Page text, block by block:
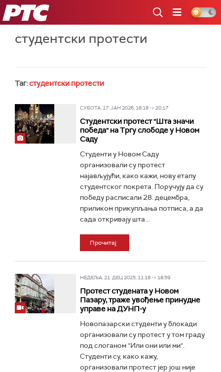
РТС
студентски протести
Таг:студентски протести
СУБОТА, 17. ЈАН 2026, 18:18 -> 20:17
Студентски протест "Шта значи
победа" на Тргу слободе у Новом
Саду
Студенти у Новом Саду
организовали су протест
најављујући, како кажи, нову етапу
студентског покрета. Поручују да су
победу расписали 28. децембра,
приликом прикупљања потписа, а да
сада откривају шта...
Прочитај
НЕДЕЉА, 21. ДЕЦ 2025, 11:18 -> 18:59
Протест студената у Новом
Пазару, траже увођење принудне
управе на ДУНП-у
Новопазарски студенти у блокади
организовали су протест у том граду
под слоганом "Или они или ми".
Студенти су, како кажу,
организовали протест јер још није